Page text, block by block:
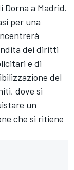
a Madrid.
per una
dei diritti
e di
del
dove si
un
che si ritiene